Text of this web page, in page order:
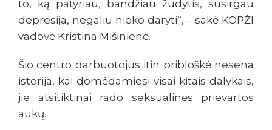
to, ką patyriau, bandžiau žudytis, susirgau
depresija, negaliu nieko daryti“, – sakė KOPŽI
vadovė Kristina Mišinienė.
Šio centro darbuotojus itin pribloškė nesena
istorija, kai domėdamiesi visai kitais dalykais,
jie atsitiktinai rado seksualinės prievartos
aukų.